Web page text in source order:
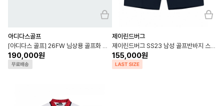
아디다스골프
[아디다스 골프] 26FW 님상용 골프화 코드케이오스 27 스파이크리스 KI5737
190,000원
제이린드버그
제이린드버그 SS23 남성 골프반바지 스튜어트 스트라이프 쇼츠 JL NAVY
155,000원